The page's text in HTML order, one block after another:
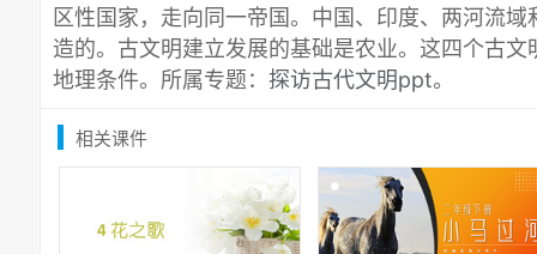
区性国家，走向同一帝国。中国、印度、两河流
造的。古文明建立发展的基础是农业。这四个古
地理条件。所属专题： 探访古代文明ppt。
相关课件